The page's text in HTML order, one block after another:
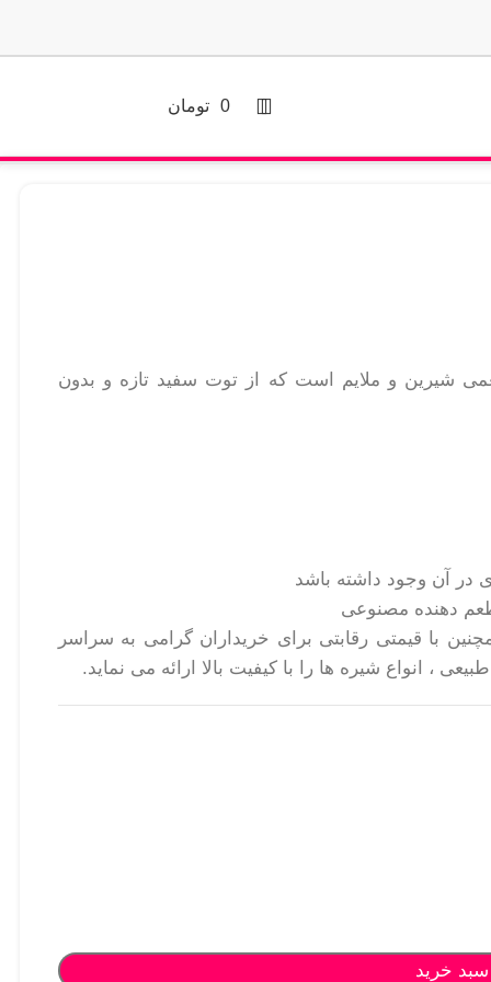
0 تومان
شیرین و ملایم است که از توت سفید تازه و بدون
آن وجود داشته باشد
دهنده مصنوعی
با قیمتی رقابتی برای خریداران گرامی به سراسر
، انواع شیره ها را با کیفیت بالا ارائه می نماید.
سبد خرید